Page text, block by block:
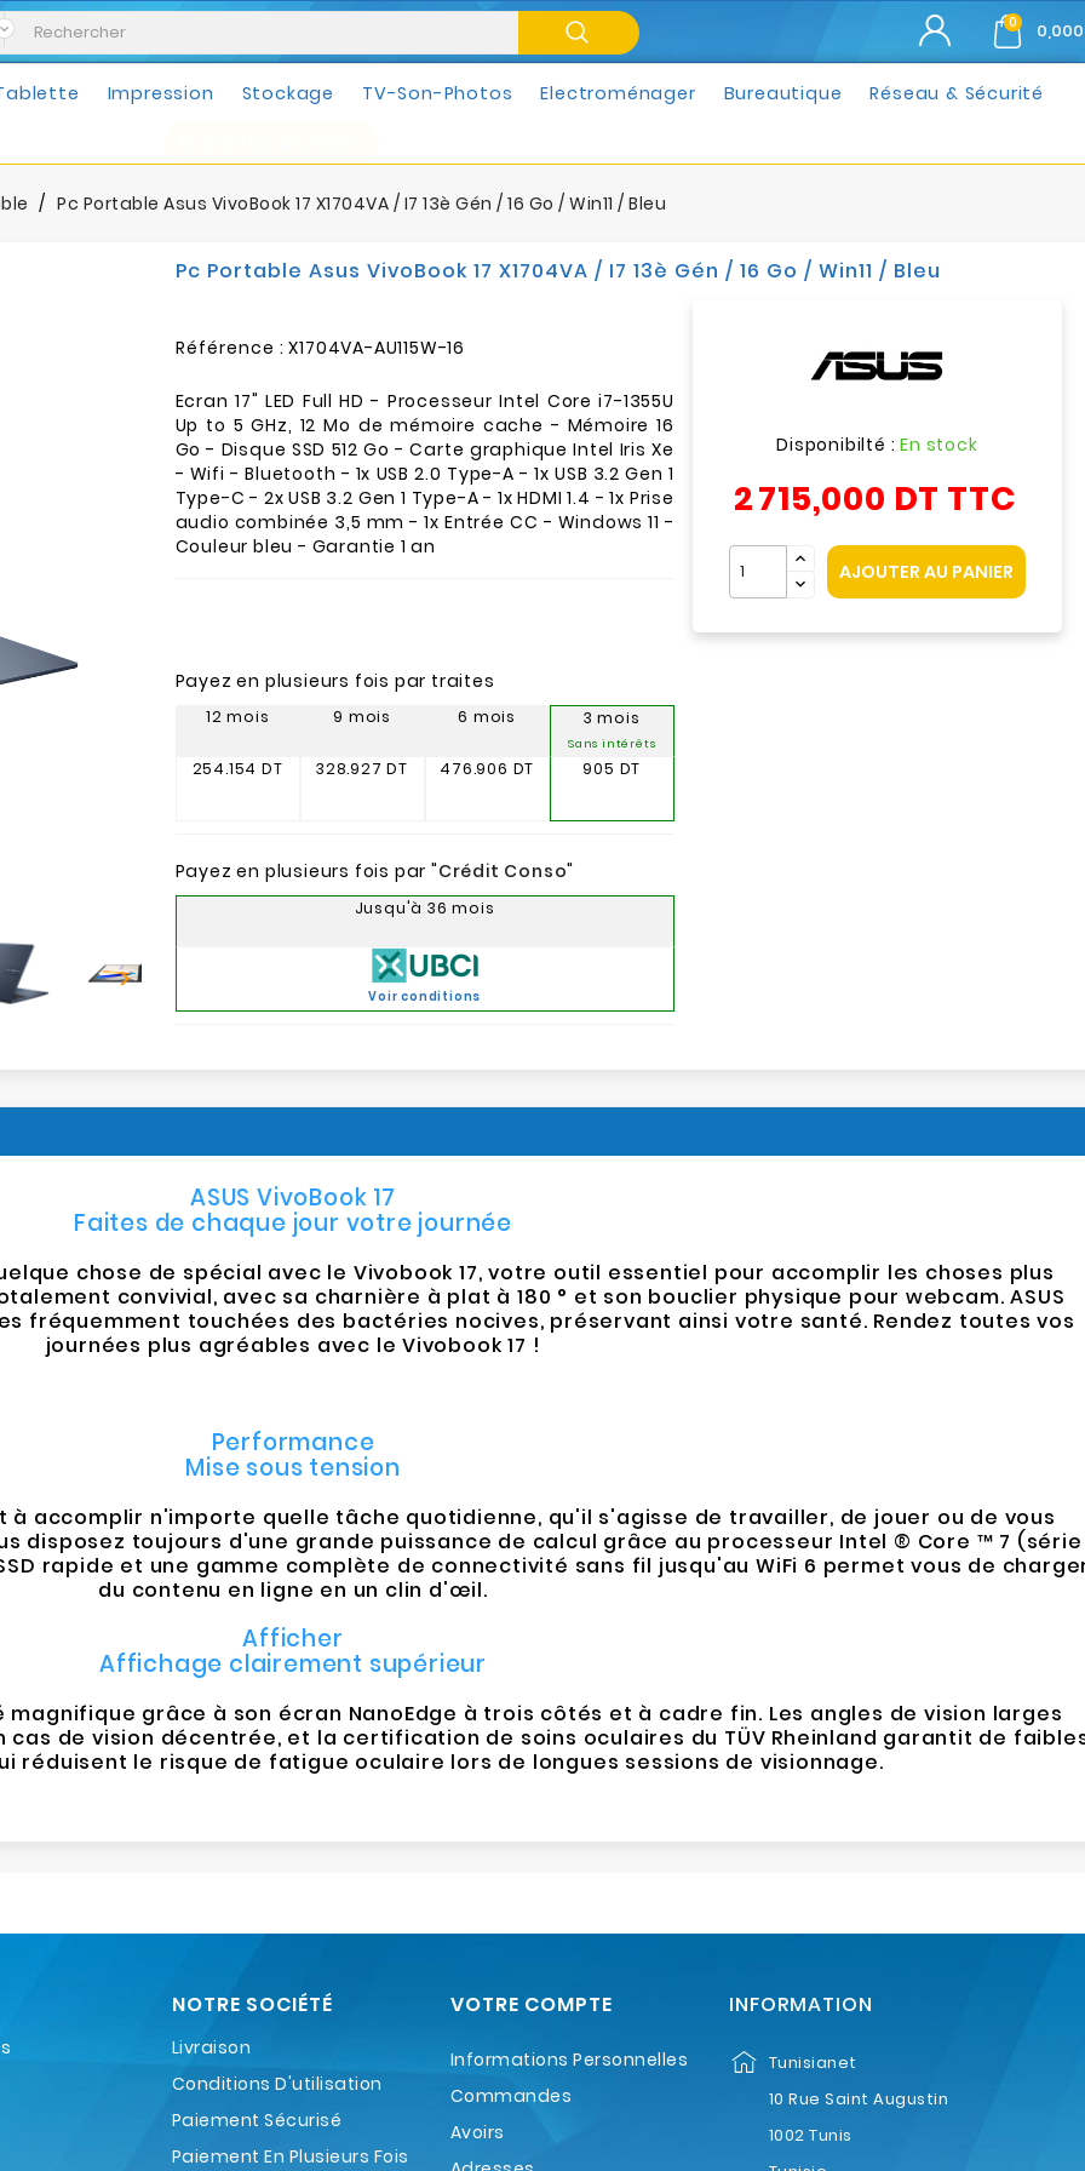
0
Impression Stockage TV-Son-Photos Electroménager Bureautique Réseau & Sécurité
Pc Portable Asus VivoBook 17 X1704VA / I7 13è Gén / 16 Go / Win11 / Bleu

Pc Portable Asus VivoBook 17 X1704VA / I7 13è Gén / 16 Go / Win11 / Bleu
Référence : X1704VA-AU115W-16
Ecran 17" LED Full HD - Processeur Intel Core i7-1355U
Up to 5 GHz, 12 Mo de mémoire cache - Mémoire 16
Go - Disque SSD 512 Go - Carte graphique Intel Iris Xe
- Wifi - Bluetooth - 1x USB 2.0 Type-A - 1x USB 3.2 Gen 1
Type-C - 2x USB 3.2 Gen 1 Type-A - 1x HDMI 1.4 - 1x Prise
audio combinée 3,5 mm - 1x Entrée CC - Windows 11 -
Couleur bleu - Garantie 1 an
Disponibilté :En stock
2 715,000 DT TTC
AJOUTER AU PANIER
Payez en plusieurs fois par traites
12 mois
254.154 DT
9 mois
328.927 DT
6 mois
476.906 DT
3 mois
Sans intérêts
905 DT
Payez en plusieurs fois par "Crédit Conso"
Jusqu'à 36 mois
Voir conditions
ASUS VivoBook 17
Faites de chaque jour votre journée
chose de spécial avec le Vivobook 17, votre outil essentiel pour accomplir les choses plus
convivial, avec sa charnière à plat à 180 ° et son bouclier physique pour webcam. ASUS
fréquemment touchées des bactéries nocives, préservant ainsi votre santé. Rendez toutes vos
journées plus agréables avec le Vivobook 17 !
Performance
Mise sous tension
à accomplir n'importe quelle tâche quotidienne, qu'il s'agisse de travailler, de jouer ou de vous
disposez toujours d'une grande puissance de calcul grâce au processeur Intel ® Core ™ 7 (série
rapide et une gamme complète de connectivité sans fil jusqu'au WiFi 6 permet vous de
du contenu en ligne en un clin d'œil.
Afficher
Affichage clairement supérieur
magnifique grâce à son écran NanoEdge à trois côtés et à cadre fin. Les angles de vision larges
de vision décentrée, et la certification de soins oculaires du TÜV Rheinland garantit de
réduisent le risque de fatigue oculaire lors de longues sessions de visionnage.
NOTRE SOCIÉTÉ
Livraison
Conditions D'utilisation
Paiement Sécurisé
Paiement En Plusieurs Fois
VOTRE COMPTE
Informations Personnelles
Commandes
Avoirs
INFORMATION
Tunisianet
10 Rue Saint Augustin
1002 Tunis